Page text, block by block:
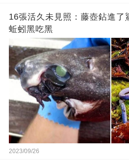
16張活久未見照：藤壺鉆進了
蚯蚓黑吃黑
2023/09/26